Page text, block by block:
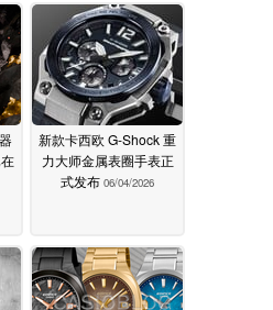
新款卡西欧 G-Shock 重
力大师金属表圈手表正
式发布 06/04/2026